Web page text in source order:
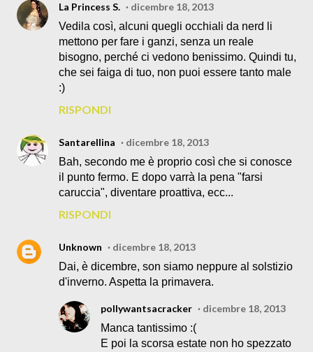
La Princess S.
dicembre 18, 2013
Vedila così, alcuni quegli occhiali da nerd li
mettono per fare i ganzi, senza un reale
bisogno, perché ci vedono benissimo. Quindi tu,
che sei faiga di tuo, non puoi essere tanto male
:)
RISPONDI
Santarellina
dicembre 18, 2013
Bah, secondo me è proprio così che si conosce
il punto fermo. E dopo varrà la pena "farsi
caruccia", diventare proattiva, ecc...
RISPONDI
Unknown
dicembre 18, 2013
Dai, è dicembre, son siamo neppure al solstizio
d'inverno. Aspetta la primavera.
pollywantsacracker
dicembre 18, 2013
Manca tantissimo :(
E poi la scorsa estate non ho spezzato